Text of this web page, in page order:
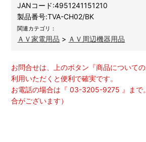
JANコード:4951241151210
製品番号:TVA-CH02/BK
関連カテゴリ：
ＡＶ家電用品 > ＡＶ周辺機器用品
お問合せは、上のボタン『商品について
利用いただくと便利で確実です。
お電話の場合は『 03-3205-9275 』まで
合がございます）